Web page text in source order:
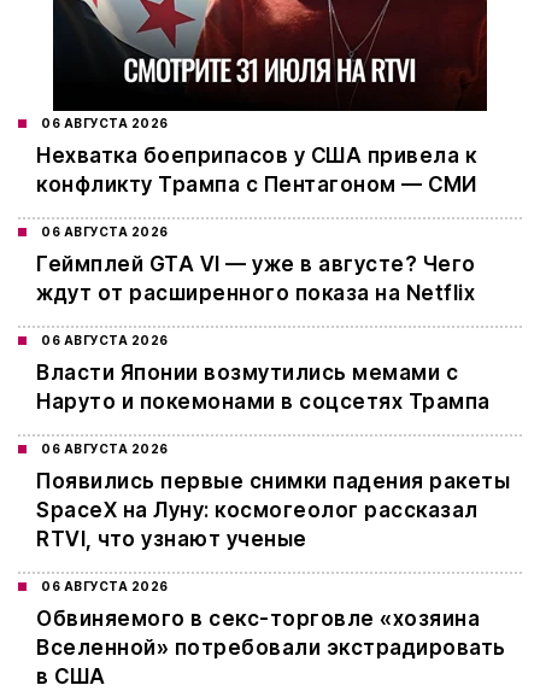
06 АВГУСТА 2026
Нехватка боеприпасов у США привела к
конфликту Трампа с Пентагоном — СМИ
06 АВГУСТА 2026
Геймплей GTA VI — уже в августе? Чего
ждут от расширенного показа на Netflix
06 АВГУСТА 2026
Власти Японии возмутились мемами с
Наруто и покемонами в соцсетях Трампа
06 АВГУСТА 2026
Появились первые снимки падения ракеты
SpaceX на Луну: космогеолог рассказал
RTVI, что узнают ученые
06 АВГУСТА 2026
Обвиняемого в секс-торговле «хозяина
Вселенной» потребовали экстрадировать
в США